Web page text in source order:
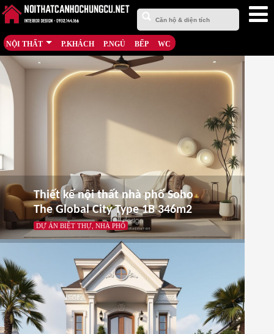
NỘI THẤT P.KHÁCH P.NGỦ BẾP WC
Thiết kế nội thất nhà phố Soho
The Global City Type 1B 346m2
DỰ ÁN BIỆT THỰ, NHÀ PHỐ